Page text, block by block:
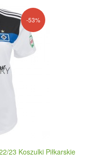
-53%
23 Koszulki Piłkarskie